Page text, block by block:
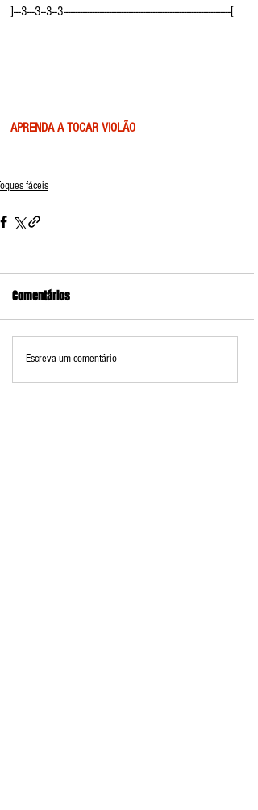
]---3---3--3--3---------------------------------------------------------------------[
APRENDA A TOCAR VIOLÃO
fáceis
Comentários
Escreva um comentário